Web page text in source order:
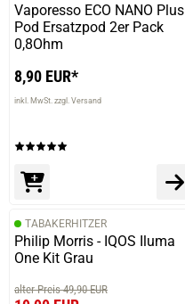
Vaporesso ECO NANO Plus
Pod Ersatzpod 2er Pack
0,8Ohm
8,90 EUR*
inkl. MwSt. zzgl. Versand
TABAKERHITZER
Philip Morris - IQOS Iluma
One Kit Grau
alter Preis 49,90 EUR